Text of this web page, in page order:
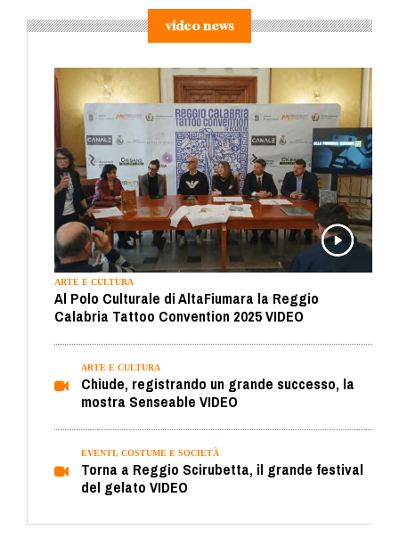
video news
ARTE E CULTURA
Al Polo Culturale di AltaFiumara la Reggio
Calabria Tattoo Convention 2025 VIDEO
ARTE E CULTURA
Chiude, registrando un grande successo, la
mostra Senseable VIDEO
EVENTI, COSTUME E SOCIETÀ
Torna a Reggio Scirubetta, il grande festival
del gelato VIDEO